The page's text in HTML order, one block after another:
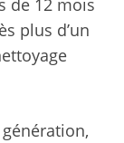
plus d’un